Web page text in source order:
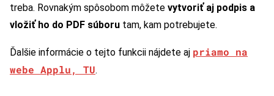
treba. Rovnakým spôsobom môžete vytvoriť aj podpis a
vložiť ho do PDF súboru tam, kam potrebujete.
Ďalšie informácie o tejto funkcii nájdete aj priamo na
webe Applu, TU.